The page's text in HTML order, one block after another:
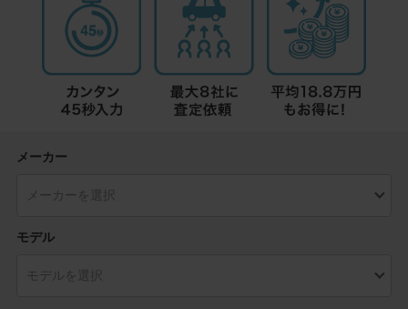
メーカー
モデル